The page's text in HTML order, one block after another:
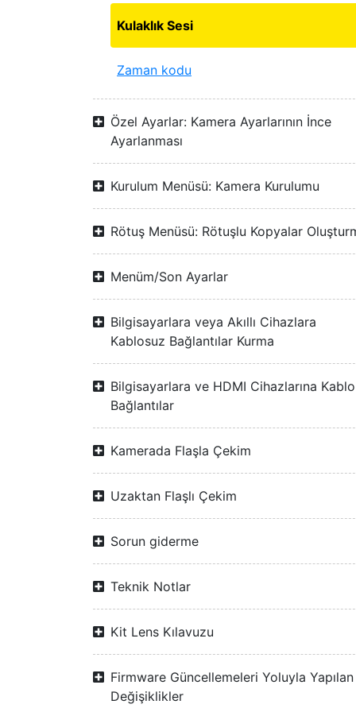
Kulaklık Sesi
Zaman kodu
Özel Ayarlar: Kamera Ayarlarının İnce
Ayarlanması
Kurulum Menüsü: Kamera Kurulumu
Rötuş Menüsü: Rötuşlu Kopyalar
Menüm/Son Ayarlar
Bilgisayarlara veya Akıllı Cihazlara
Kablosuz Bağlantılar Kurma
Bilgisayarlara ve HDMI Cihazlarına
Bağlantılar
Kamerada Flaşla Çekim
Uzaktan Flaşlı Çekim
Sorun giderme
Teknik Notlar
Kit Lens Kılavuzu
Firmware Güncellemeleri Yoluyla Yapılan
Değişiklikler